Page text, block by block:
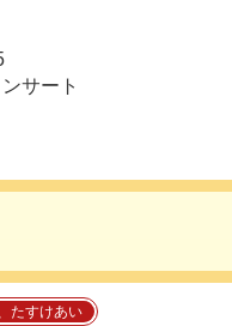
サート
たすけあい